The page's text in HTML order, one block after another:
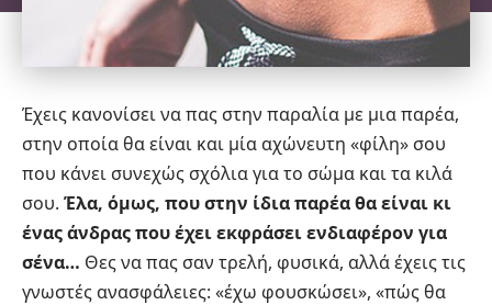
Έχεις κανονίσει να πας στην παραλία με μια παρέα,
στην οποία θα είναι και μία αχώνευτη «φίλη» σου
που κάνει συνεχώς σχόλια για το σώμα και τα κιλά
σου. Έλα, όμως, που στην ίδια παρέα θα είναι κι
ένας άνδρας που έχει εκφράσει ενδιαφέρον για
σένα… Θες να πας σαν τρελή, φυσικά, αλλά έχεις τις
γνωστές ανασφάλειες: «έχω φουσκώσει», «πώς θα